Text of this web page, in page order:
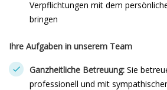
Verpflichtungen mit dem
bringen
Ihre Aufgaben in unserem Team
Ganzheitliche Betreuung: Sie
professionell und mit